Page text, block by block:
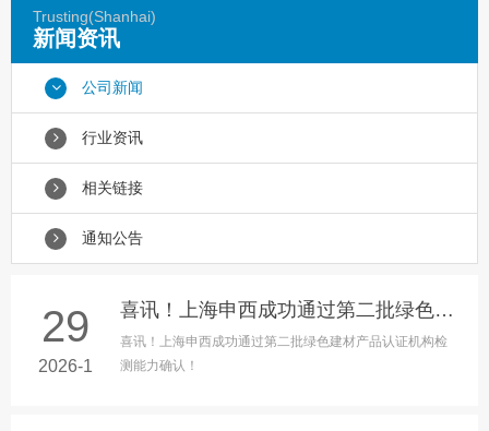
Trusting(Shanhai)
新闻资讯
公司新闻
行业资讯
相关链接
通知公告
29
2026-1
喜讯！上海申西成功通过第二批绿色建材产品认证机构检测能力确认！
喜讯！上海申西成功通过第二批绿色建材产品认证机构检
测能力确认！